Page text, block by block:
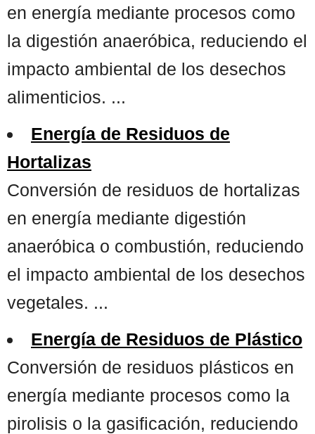
en energía mediante procesos como
la digestión anaeróbica, reduciendo el
impacto ambiental de los desechos
alimenticios. ...
Energía de Residuos de
Hortalizas
Conversión de residuos de hortalizas
en energía mediante digestión
anaeróbica o combustión, reduciendo
el impacto ambiental de los desechos
vegetales. ...
Energía de Residuos de Plástico
Conversión de residuos plásticos en
energía mediante procesos como la
pirolisis o la gasificación, reduciendo